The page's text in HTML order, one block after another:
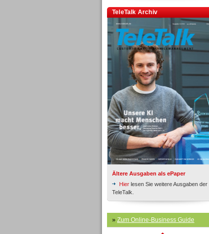
TeleTalk Archiv
Ältere Ausgaben als ePaper
Hier lesen Sie weitere Ausgaben der
TeleTalk.
» Zum Online-Business Guide
Inbound
Inbound
Inbound